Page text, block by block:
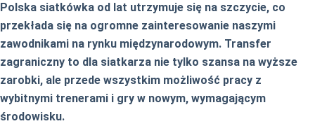
Polska siatkówka od lat utrzymuje się na szczycie, co
przekłada się na ogromne zainteresowanie naszymi
zawodnikami na rynku międzynarodowym. Transfer
zagraniczny to dla siatkarza nie tylko szansa na wyższe
zarobki, ale przede wszystkim możliwość pracy z
wybitnymi trenerami i gry w nowym, wymagającym
środowisku.